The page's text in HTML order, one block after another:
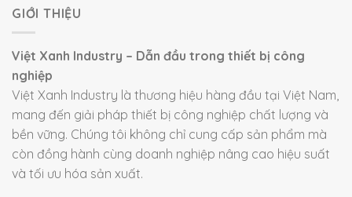
GIỚI THIỆU
Việt Xanh Industry – Dẫn đầu trong thiết bị công
nghiệp
Việt Xanh Industry là thương hiệu hàng đầu tại Việt Nam,
mang đến giải pháp thiết bị công nghiệp chất lượng và
bền vững. Chúng tôi không chỉ cung cấp sản phẩm mà
còn đồng hành cùng doanh nghiệp nâng cao hiệu suất
và tối ưu hóa sản xuất.